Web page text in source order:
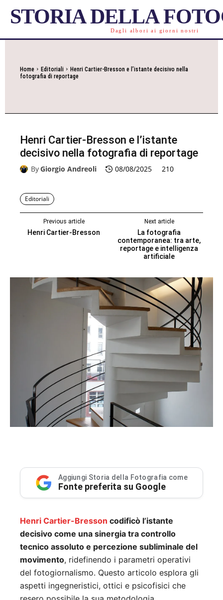
STORIA DELLA
Dagli albori ai giorni nostri
Home Editoriali
Henri Cartier-Bresson e l’istante decisivo nella
fotografia di reportage
Henri Cartier-Bresson e l’istante
decisivo nella fotografia di reportage
ByGiorgio Andreoli 08/08/2025 210
Editoriali
Previous article
Henri Cartier-Bresson
Next article
La fotografia
contemporanea: tra arte,
reportage e intelligenza
artificiale
Aggiungi Storia della Fotografia come
Fonte preferita su Google
Henri Cartier-Bresson codificò l’istante
decisivo come una sinergia tra controllo
tecnico assoluto e percezione subliminale del
movimento, ridefinendo i parametri operativi
del fotogiornalismo. Questo articolo esplora gli
aspetti ingegneristici, ottici e psicofisici che